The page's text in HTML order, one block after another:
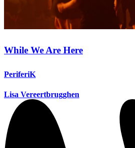
While We Are Here
PeriferiK
Lisa Vereertbrugghen